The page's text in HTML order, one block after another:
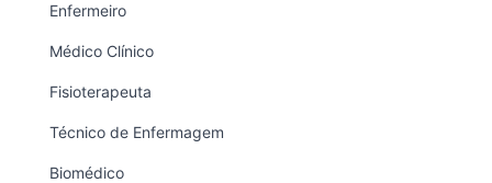
Enfermeiro
Médico Clínico
Fisioterapeuta
Técnico de Enfermagem
Biomédico